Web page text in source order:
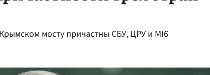
мосту причастны СБУ, ЦРУ и МI6